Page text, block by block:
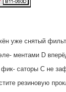
уже снятый
ментами D
саторы C не
резиновую